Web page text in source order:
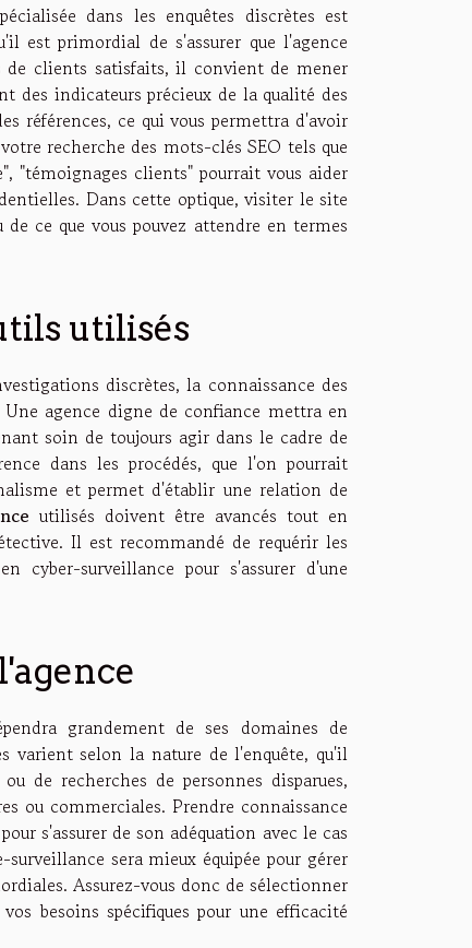
dans les enquêtes discrètes est
est primordial de s'assurer que l'agence
de clients satisfaits, il convient de mener
des indicateurs précieux de la qualité des
références, ce qui vous permettra d'avoir
recherche des mots-clés SEO tels que
"témoignages clients" pourrait vous aider
Dans cette optique, visiter le site
ce que vous pouvez attendre en termes
utilisés
discrètes, la connaissance des
agence digne de confiance mettra en
soin de toujours agir dans le cadre de
dans les procédés, que l'on pourrait
et permet d'établir une relation de
utilisés doivent être avancés tout en
Il est recommandé de requérir les
cyber-surveillance pour s'assurer d'une
grandement de ses domaines de
varient selon la nature de l'enquête, qu'il
de recherches de personnes disparues,
ou commerciales. Prendre connaissance
s'assurer de son adéquation avec le cas
sera mieux équipée pour gérer
Assurez-vous donc de sélectionner
besoins spécifiques pour une efficacité